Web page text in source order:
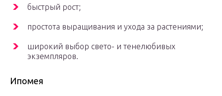
быстрый рост;
простота выращивания и ухода за растениями;
широкий выбор свето- и тенелюбивых
экземпляров.
Ипомея